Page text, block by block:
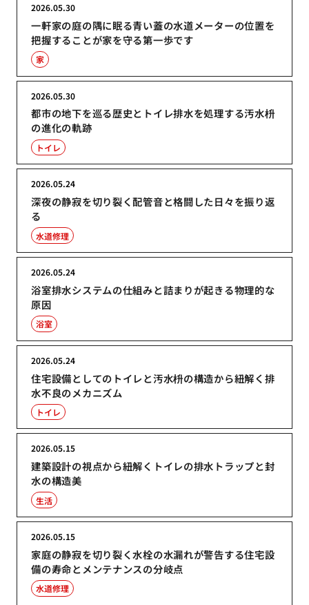
一軒家の庭の隅に眠る青い蓋の水道メーターの位置を
把握することが家を守る第一歩です
2026.05.30
家
都市の地下を巡る歴史とトイレ排水を処理する汚水枡
の進化の軌跡
2026.05.30
トイレ
深夜の静寂を切り裂く配管音と格闘した日々を振り返
る
2026.05.24
水道修理
浴室排水システムの仕組みと詰まりが起きる物理的な
原因
2026.05.24
浴室
住宅設備としてのトイレと汚水枡の構造から紐解く排
水不良のメカニズム
2026.05.24
トイレ
建築設計の視点から紐解くトイレの排水トラップと封
水の構造美
2026.05.15
生活
家庭の静寂を切り裂く水栓の水漏れが警告する住宅設
備の寿命とメンテナンスの分岐点
2026.05.15
水道修理